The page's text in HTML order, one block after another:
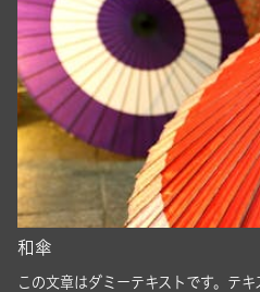
和傘
この文章はダミーテキストです。テ